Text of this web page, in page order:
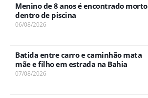
Menino de 8 anos é encontrado morto
dentro de piscina
06/08/2026
Batida entre carro e caminhão mata
mãe e filho em estrada na Bahia
07/08/2026